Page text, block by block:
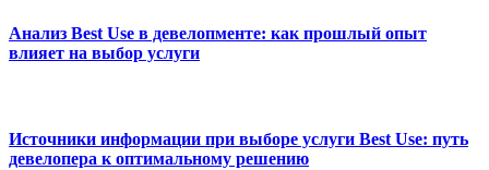
Анализ Best Use в девелопменте: как прошлый опыт
влияет на выбор услуги
Источники информации при выборе услуги Best Use: путь
девелопера к оптимальному решению